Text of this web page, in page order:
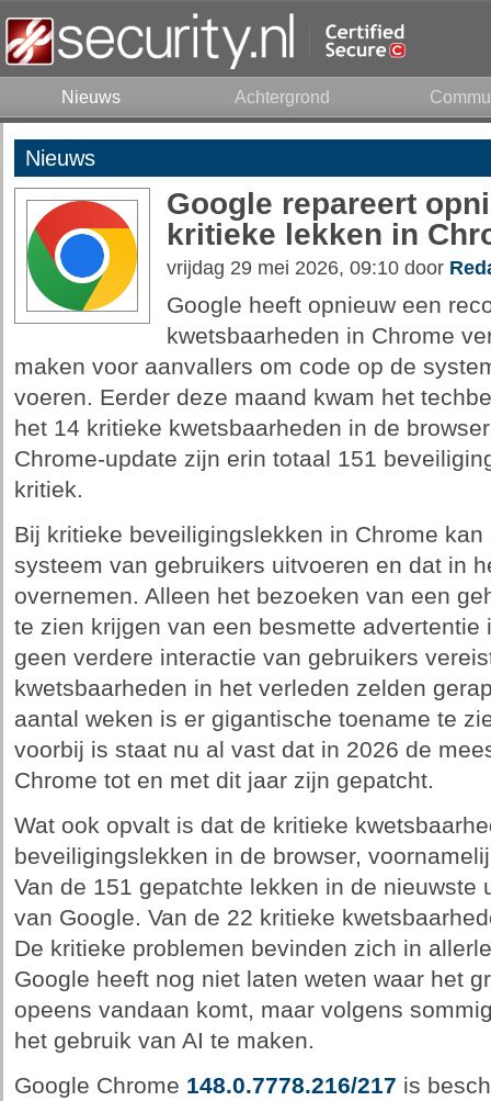
Nieuws Achtergrond
Nieuws
Google repareert
kritieke lekken in
vrijdag 29 mei 2026, 09:10 door
Google heeft opnieuw een
kwetsbaarheden in Chrome
maken voor aanvallers om code op de
voeren. Eerder deze maand kwam het
het 14 kritieke kwetsbaarheden in de
Chrome-update zijn erin totaal 151
kritiek.
Bij kritieke beveiligingslekken in Chrome
systeem van gebruikers uitvoeren en dat in
overnemen. Alleen het bezoeken van een
te zien krijgen van een besmette
geen verdere interactie van gebruikers
kwetsbaarheden in het verleden zelden
aantal weken is er gigantische toename te
voorbij is staat nu al vast dat in 2026 de
Chrome tot en met dit jaar zijn gepatcht.
Wat ook opvalt is dat de kritieke
beveiligingslekken in de browser,
Van de 151 gepatchte lekken in de nieuwste
van Google. Van de 22 kritieke
De kritieke problemen bevinden zich in
Google heeft nog niet laten weten waar het
opeens vandaan komt, maar volgens
het gebruik van AI te maken.
Google Chrome 148.0.7778.216/217 is